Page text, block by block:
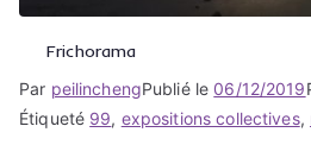
Frichorama
Par peilinchengPublié le06/12/2019
Étiqueté 99, expositions collectives,